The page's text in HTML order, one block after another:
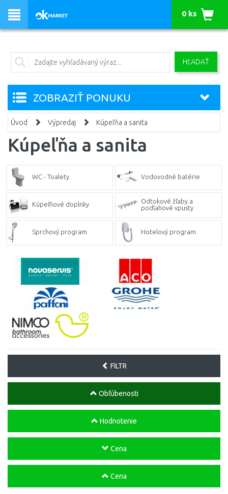
HĽADAŤ
0 ks
ZOBRAZIŤ PONUKU
Úvod Výpredaj Kúpeľňa a sanita
Kúpeľňa a sanita
WC - Toalety Vodovodné batérie
Kúpeľňové doplnky
Odtokové žľaby a
podlahové vpusty
Sprchový program Hotelový program
FILTR
Obľúbenosti
Hodnotenie
Cena
Cena